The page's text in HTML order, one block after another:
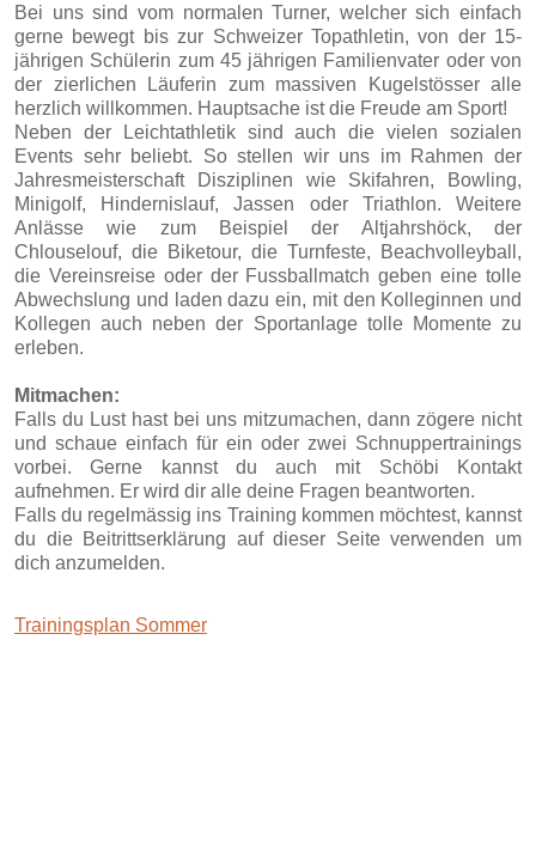
Bei uns sind vom normalen Turner, welcher sich einfach
gerne bewegt bis zur Schweizer Topathletin, von der 15-
jährigen Schülerin zum 45 jährigen Familienvater oder von
der zierlichen Läuferin zum massiven Kugelstösser alle
herzlich willkommen. Hauptsache ist die Freude am Sport!
Neben der Leichtathletik sind auch die vielen sozialen
Events sehr beliebt. So stellen wir uns im Rahmen der
Jahresmeisterschaft Disziplinen wie Skifahren, Bowling,
Minigolf, Hindernislauf, Jassen oder Triathlon. Weitere
Anlässe wie zum Beispiel der Altjahrshöck, der
Chlouselouf, die Biketour, die Turnfeste, Beachvolleyball,
die Vereinsreise oder der Fussballmatch geben eine tolle
Abwechslung und laden dazu ein, mit den Kolleginnen und
Kollegen auch neben der Sportanlage tolle Momente zu
erleben.
Mitmachen:
Falls du Lust hast bei uns mitzumachen, dann zögere nicht
und schaue einfach für ein oder zwei Schnuppertrainings
vorbei. Gerne kannst du auch mit Schöbi Kontakt
aufnehmen. Er wird dir alle deine Fragen beantworten.
Falls du regelmässig ins Training kommen möchtest, kannst
du die Beitrittserklärung auf dieser Seite verwenden um
dich anzumelden.
Trainingsplan Sommer